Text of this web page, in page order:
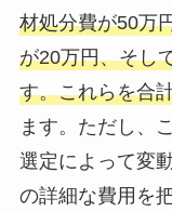
材処分費が50万
が20万円、そし
す。これらを合
ます。ただし、
選定によって変
の詳細な費用を